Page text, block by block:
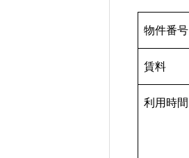
物件番号
賃料
利用時間